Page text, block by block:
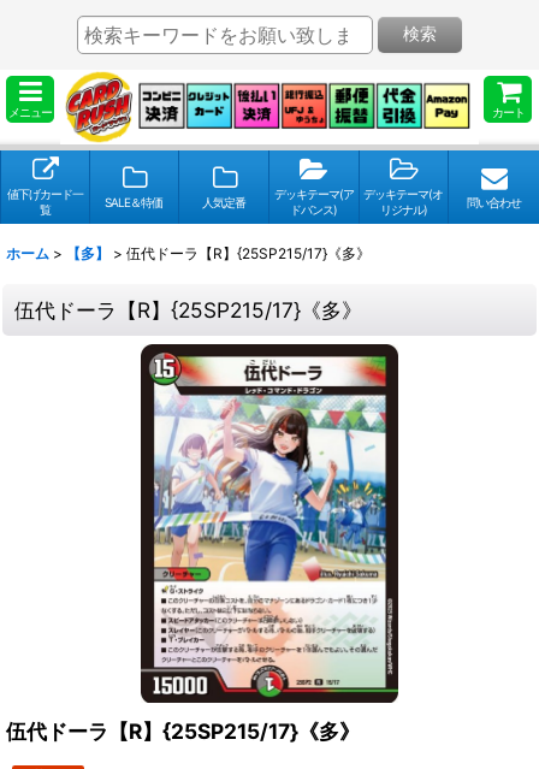
メニュー カート
検索
値下げカード一
覧
SALE＆特価 人気定番
デッキテーマ(ア
ドバンス)
デッキテーマ(オ
リジナル)
問い合わせ
ホーム > 【多】 > 伍代ドーラ【R】{25SP215/17}《多》
伍代ドーラ【R】{25SP215/17}《多》
伍代ドーラ【R】{25SP215/17}《多》